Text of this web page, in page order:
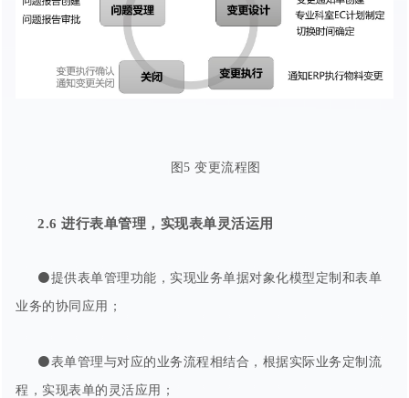
图5 变更流程图
2.6 进行表单管理 ，实现表单灵活运用
⚫提供表单管理功能，实现业务单据对象化模型定制和表单
业务的协同应用；
⚫表单管理与对应的业务流程相结合，根据实际业务定制流
程，实现表单的灵活应用；